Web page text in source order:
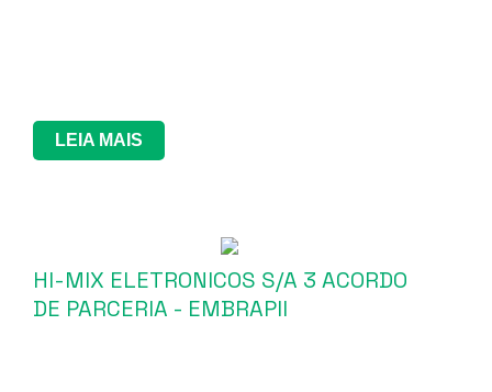
LEIA MAIS
HI-MIX ELETRONICOS S/A 3 ACORDO
DE PARCERIA - EMBRAPII